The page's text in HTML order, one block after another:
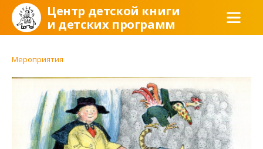
Центр детской книги
и детских программ
Мероприятия